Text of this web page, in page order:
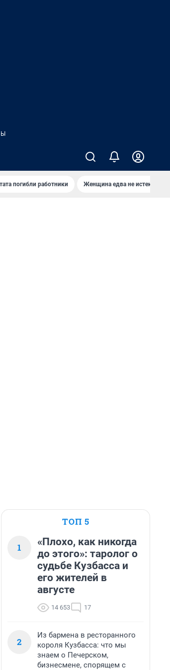
погибли работники Женщина едва не истекла
ТОП 5
1
«Плохо, как никогда
до этого»: таролог о
судьбе Кузбасса и
его жителей в
августе
14 653 17
2
Из бармена в ресторанного
короля Кузбасса: что мы
знаем о Печерском,
бизнесмене, спорящем с